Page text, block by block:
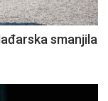
smanjila